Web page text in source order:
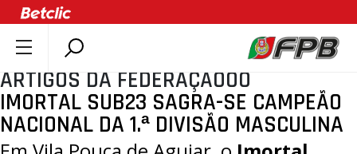
SOBRE A FPB
DOCUMENTOS
ÚLTIMAS
ARTIGOS DA FEDERAÇÃOOO
IMORTAL SUB23 SAGRA-SE CAMPEÃO
NACIONAL DA 1.ª DIVISÃO MASCULINA